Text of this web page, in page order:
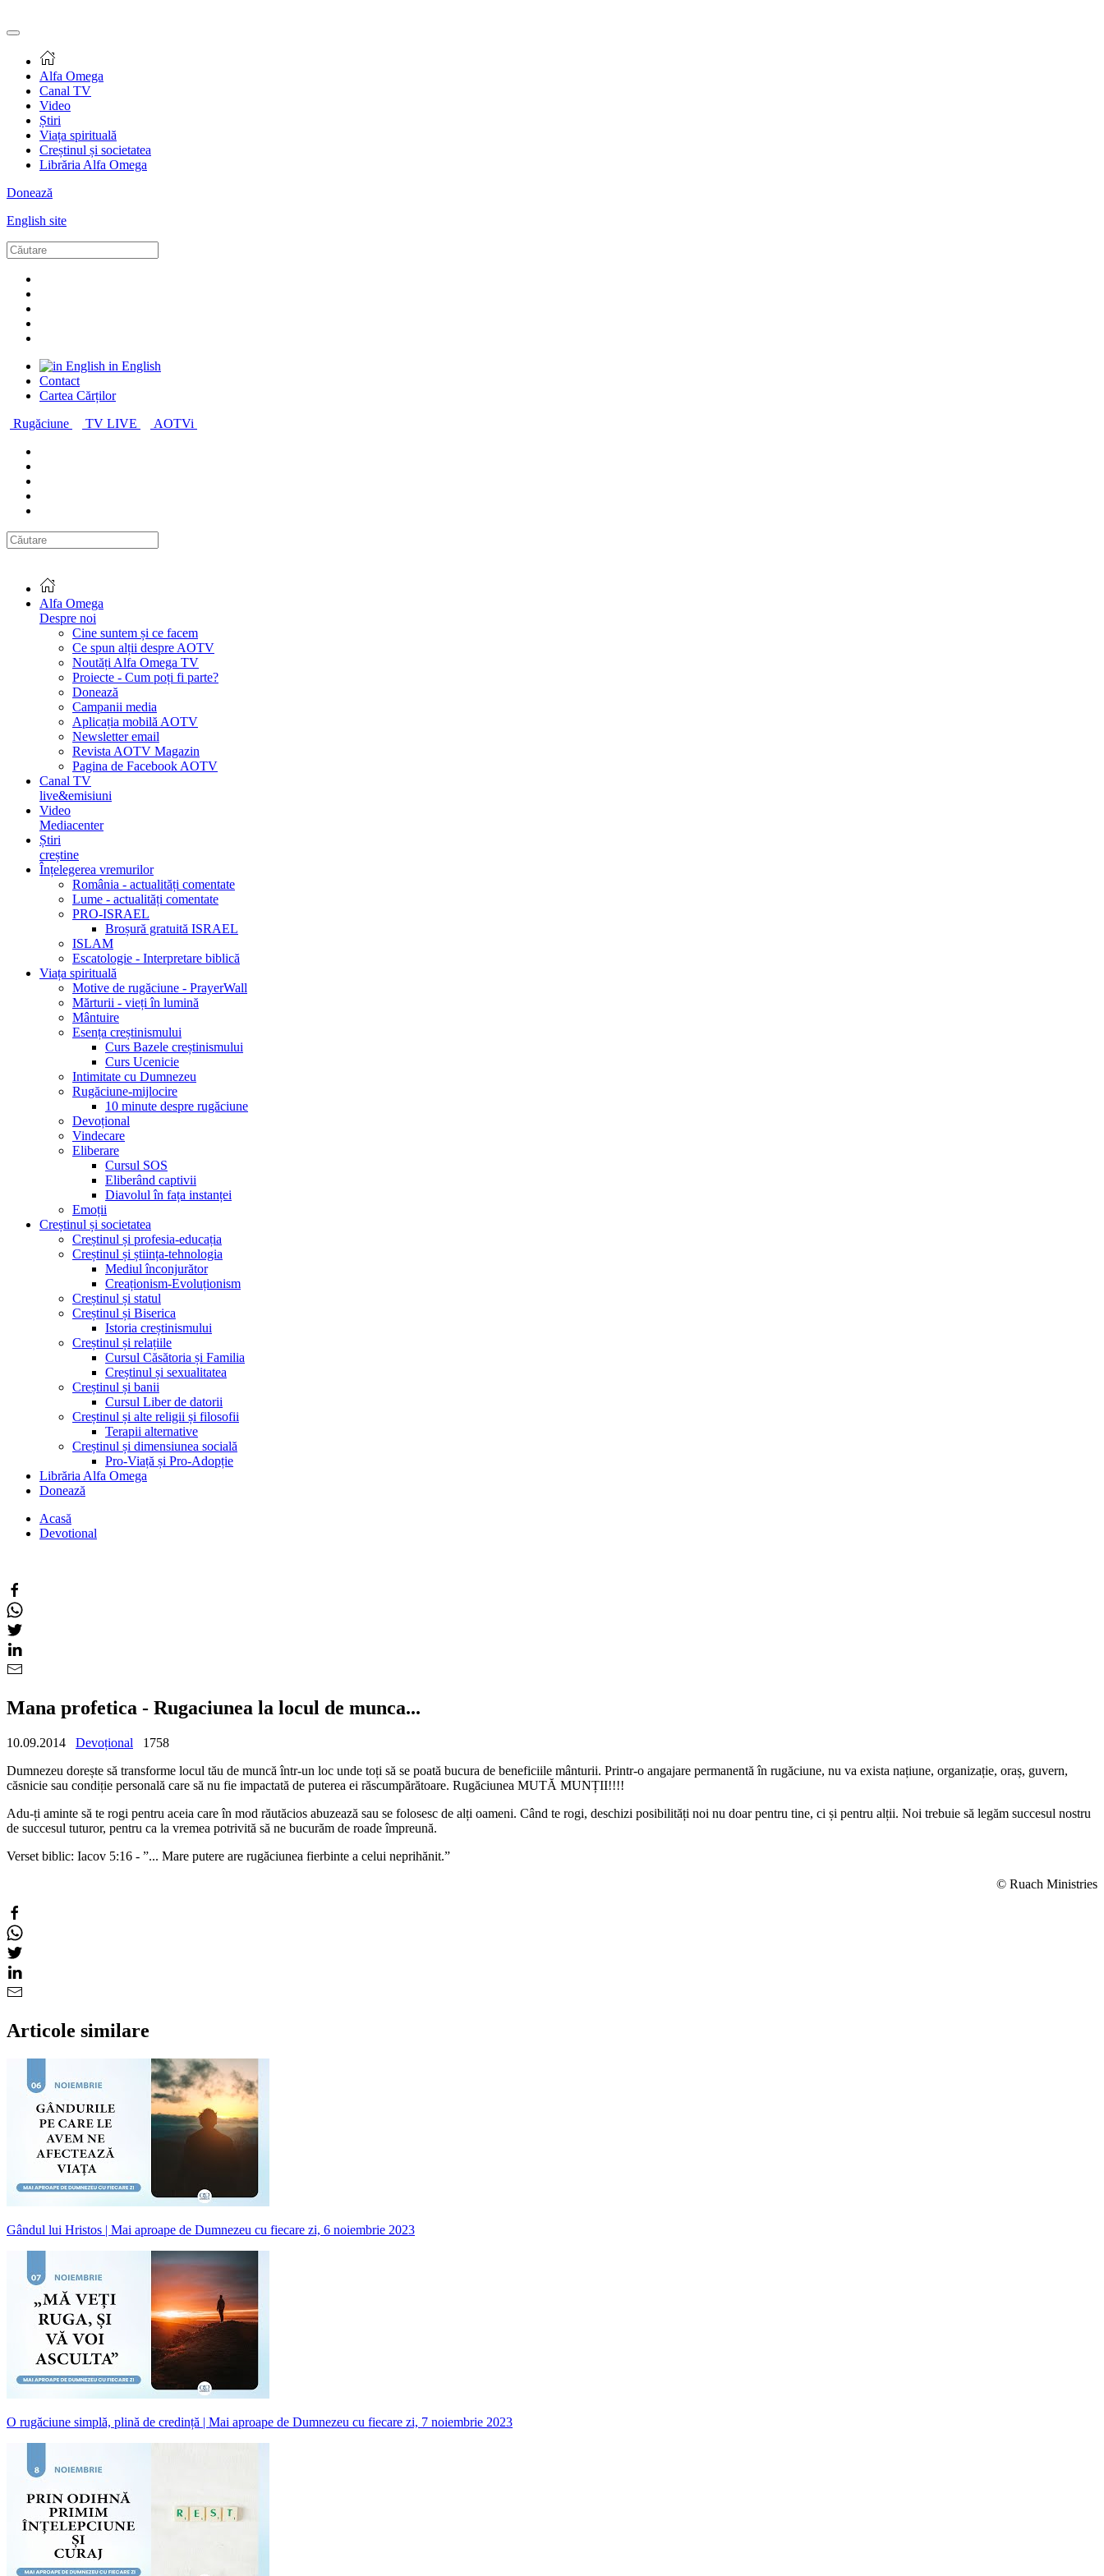
Alfa Omega
Canal TV
Video
Știri
Viața spirituală
Creștinul și societatea
Librăria Alfa Omega
Donează
English site
in English
Contact
Cartea Cărților
Rugăciune
TV LIVE AOTVi
Alfa Omega
Despre noi
Cine suntem și ce facem
Ce spun alții despre AOTV
Noutăți Alfa Omega TV
Proiecte - Cum poți fi parte?
Donează
Campanii media
Aplicația mobilă AOTV
Newsletter email
Revista AOTV Magazin
Pagina de Facebook AOTV
Canal TV
live&emisiuni
Video
Mediacenter
Știri
creștine
Înțelegerea vremurilor
România - actualități comentate
Lume - actualități comentate
PRO-ISRAEL
Broșură gratuită ISRAEL
ISLAM
Escatologie - Interpretare biblică
Viața spirituală
Motive de rugăciune - PrayerWall
Mărturii - vieți în lumină
Mântuire
Esența creștinismului
Curs Bazele creștinismului
Curs Ucenicie
Intimitate cu Dumnezeu
Rugăciune-mijlocire
10 minute despre rugăciune
Devoțional
Vindecare
Eliberare
Cursul SOS
Eliberând captivii
Diavolul în fața instanței
Emoții
Creștinul și societatea
Creștinul și profesia-educația
Creștinul și știința-tehnologia
Mediul înconjurător
Creaționism-Evoluționism
Creștinul și statul
Creștinul și Biserica
Istoria creștinismului
Creștinul și relațiile
Cursul Căsătoria și Familia
Creștinul și sexualitatea
Creștinul și banii
Cursul Liber de datorii
Creștinul și alte religii și filosofii
Terapii alternative
Creștinul și dimensiunea socială
Pro-Viață și Pro-Adopție
Librăria Alfa Omega
Donează
Acasă
Devotional
Mana profetica - Rugaciunea la locul de munca...
10.09.2014 Devoțional
1758
Dumnezeu dorește să transforme locul tău de muncă într-un loc unde toți să se poată bucura de beneficiile mânturii. Printr-o angajare permanentă în rugăciune, nu va exista națiune, organizație, oraș, guvern,
căsnicie sau condiție personală care să nu fie impactată de puterea ei răscumpărătoare. Rugăciunea MUTĂ MUNȚII!!!!
Adu-ți aminte să te rogi pentru aceia care în mod răutăcios abuzează sau se folosesc de alți oameni. Când te rogi, deschizi posibilități noi nu doar pentru tine, ci și pentru alții. Noi trebuie să legăm succesul nostru
de succesul tuturor, pentru ca la vremea potrivită să ne bucurăm de roade împreună.
Verset biblic: Iacov 5:16 - ”... Mare putere are rugăciunea fierbinte a celui neprihănit.”
© Ruach Ministries
Articole similare
Gândul lui Hristos | Mai aproape de Dumnezeu cu fiecare zi, 6 noiembrie 2023
O rugăciune simplă, plină de credință | Mai aproape de Dumnezeu cu fiecare zi, 7 noiembrie 2023